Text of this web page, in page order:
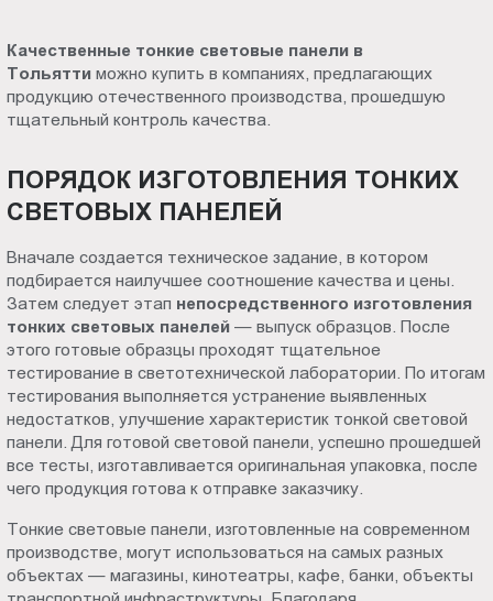
Качественные тонкие световые панели в
Тольяттиможно купить в компаниях, предлагающих
продукцию отечественного производства, прошедшую
тщательный контроль качества.
ПОРЯДОК ИЗГОТОВЛЕНИЯ ТОНКИХ
СВЕТОВЫХ ПАНЕЛЕЙ
Вначале создается техническое задание, в котором
подбирается наилучшее соотношение качества и цены.
Затем следует этап непосредственного изготовления
тонких световых панелей— выпуск образцов. После
этого готовые образцы проходят тщательное
тестирование в светотехнической лаборатории. По итогам
тестирования выполняется устранение выявленных
недостатков, улучшение характеристик тонкой световой
панели. Для готовой световой панели, успешно прошедшей
все тесты, изготавливается оригинальная упаковка, после
чего продукция готова к отправке заказчику.
Тонкие световые панели, изготовленные на современном
производстве, могут использоваться на самых разных
объектах — магазины, кинотеатры, кафе, банки, объекты